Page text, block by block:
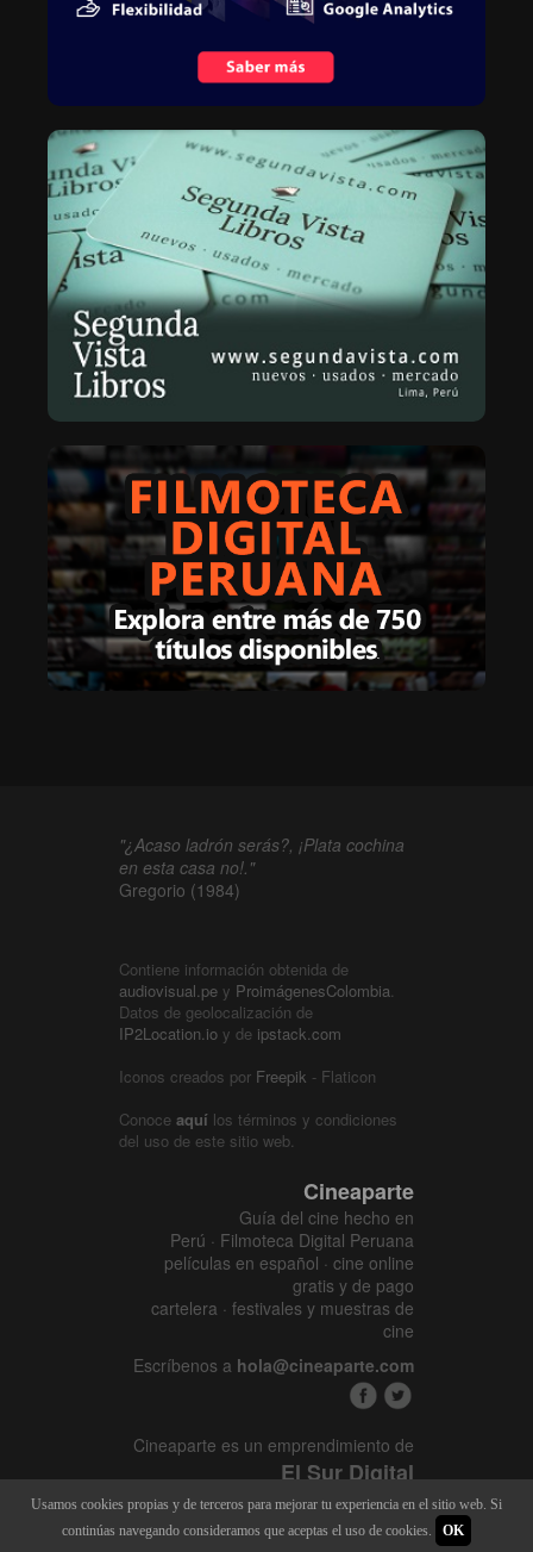
"¿Acaso ladrón serás?, ¡Plata cochina
en esta casa no!."
Gregorio (1984)
Contiene información obtenida de
audiovisual.pe y ProimágenesColombia.
Datos de geolocalización de
IP2Location.io y de ipstack.com
Iconos creados por Freepik - Flaticon
Conoce aquí los términos y condiciones
del uso de este sitio web.
Cineaparte
Guía del cine hecho en
Perú · Filmoteca Digital Peruana
películas en español · cine online
gratis y de pago
cartelera · festivales y muestras de
cine
Escríbenos a hola@cineaparte.com
Cineaparte es un emprendimiento de
El Sur Digital
www.elsurcine.com
Desarrollado porSALA247
Usamos cookies propias y de terceros para mejorar tu experiencia en el sitio web. Si
continúas navegando consideramos que aceptas el uso de cookies.
OK